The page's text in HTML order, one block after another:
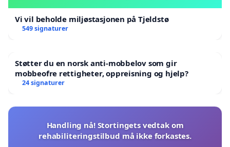
Vi vil beholde miljøstasjonen på Tjeldstø
549 signaturer
Støtter du en norsk anti-mobbelov som gir
mobbeofre rettigheter, oppreisning og hjelp?
24 signaturer
Handling nå! Stortingets vedtak om
rehabiliteringstilbud må ikke forkastes.